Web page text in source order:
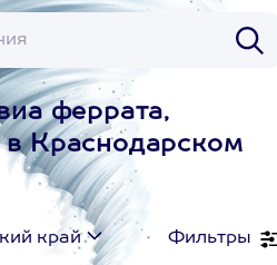
феррата,
в Краснодарском
Фильтры
край